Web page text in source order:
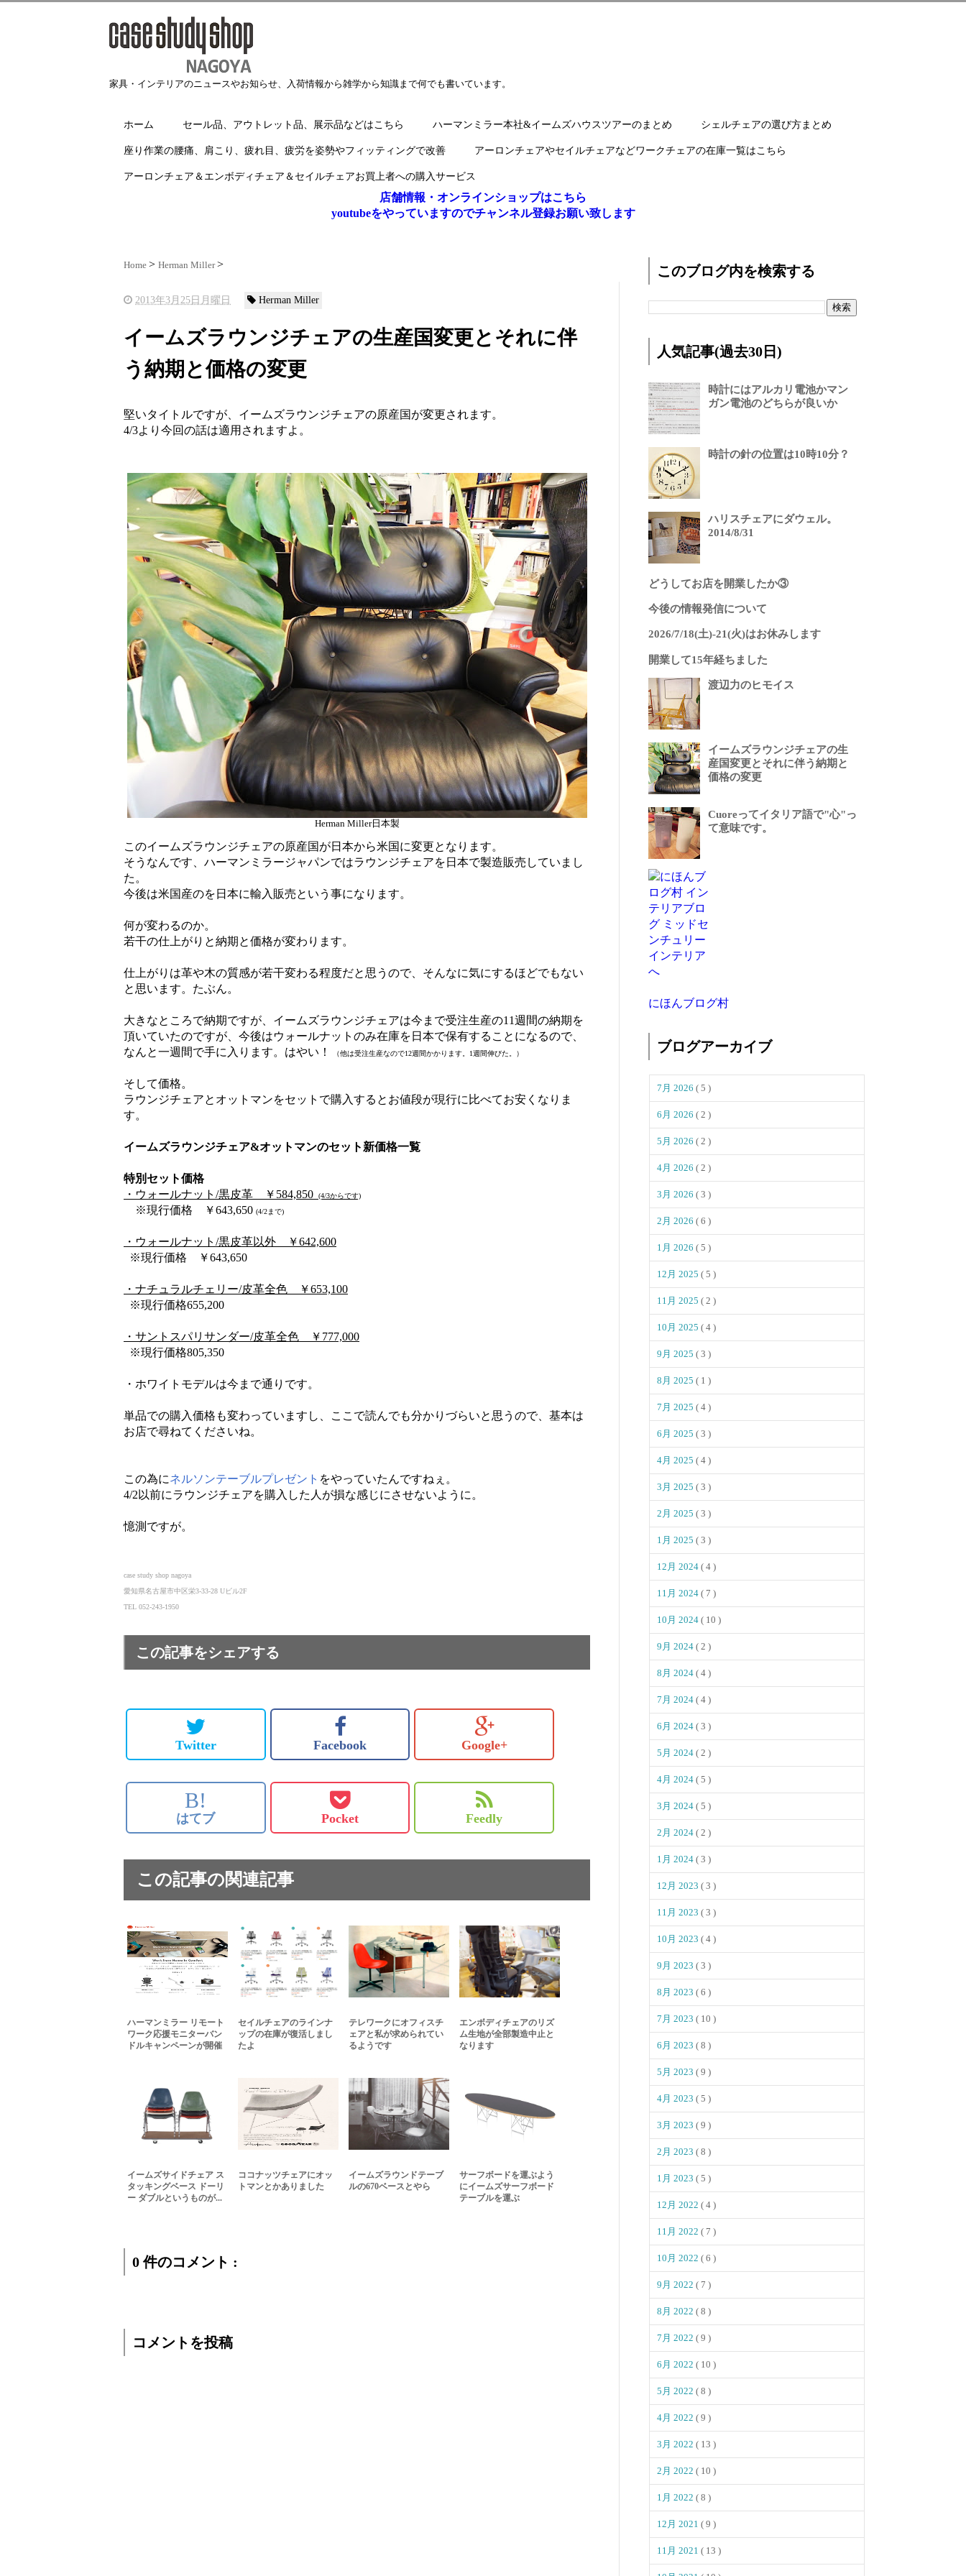
家具・インテリアのニュースやお知らせ、入荷情報から雑学から知識まで何でも書いています。
ホーム セール品、アウトレット品、展示品などはこちら ハーマンミラー本社&イームズハウスツアーのまとめ シェルチェアの選び方まとめ
座り作業の腰痛、肩こり、疲れ目、疲労を姿勢やフィッティングで改善 アーロンチェアやセイルチェアなどワークチェアの在庫一覧はこちら
アーロンチェア＆エンボディチェア＆セイルチェアお買上者への購入サービス
店舗情報・オンラインショップはこちら
youtubeをやっていますのでチャンネル登録お願い致します
Home Herman Miller
2013年3月25日月曜日 Herman Miller
イームズラウンジチェアの生産国変更とそれに伴
う納期と価格の変更
堅いタイトルですが、イームズラウンジチェアの原産国が変更されます。
4/3より今回の話は適用されますよ。
Herman Miller日本製
このイームズラウンジチェアの原産国が日本から米国に変更となります。
そうなんです、ハーマンミラージャパンではラウンジチェアを日本で製造販売していまし
た。
今後は米国産のを日本に輸入販売という事になります。
何が変わるのか。
若干の仕上がりと納期と価格が変わります。
仕上がりは革や木の質感が若干変わる程度だと思うので、そんなに気にするほどでもない
と思います。たぶん。
大きなところで納期ですが、イームズラウンジチェアは今まで受注生産の11週間の納期を
頂いていたのですが、今後はウォールナットのみ在庫を日本で保有することになるので、
なんと一週間で手に入ります。はやい！
（他は受注生産なので12週間かかります。1週間伸びた。）
そして価格。
ラウンジチェアとオットマンをセットで購入するとお値段が現行に比べてお安くなりま
す。
イームズラウンジチェア&オットマンのセット新価格一覧
特別セット価格
・ウォールナット/黒皮革 ￥584,850
(4/3からです)
※現行価格 ￥643,650 (4/2まで)
・ウォールナット/黒皮革以外 ￥642,600
※現行価格 ￥643,650
・ナチュラルチェリー/皮革全色 ￥653,100
※現行価格655,200
・サントスパリサンダー/皮革全色 ￥777,000
※現行価格805,350
・ホワイトモデルは今まで通りです。
単品での購入価格も変わっていますし、ここで読んでも分かりづらいと思うので、基本は
お店で尋ねてくださいね。
この為にネルソンテーブルプレゼント をやっていたんですねぇ。
4/2以前にラウンジチェアを購入した人が損な感じにさせないように。
憶測ですが。
case study shop nagoya
愛知県名古屋市中区栄3-33-28 Uビル2F
TEL 052-243-1950
この記事をシェアする
Twitter Facebook Google+
B!
はてブ Pocket Feedly
この記事の関連記事
ハーマンミラー リモート
ワーク応援モニターバン
ドルキャンペーンが開催
セイルチェアのラインナ
ップの在庫が復活しまし
たよ
テレワークにオフィスチ
ェアと私が求められてい
るようです
エンボディチェアのリズ
ム生地が全部製造中止と
なります
イームズサイドチェア ス
タッキングベース ドーリ
ー ダブルというものが...
ココナッツチェアにオッ
トマンとかありました
イームズラウンドテーブ
ルの670ベースとやら
サーフボードを運ぶよう
にイームズサーフボード
テーブルを運ぶ
0 件のコメント :
コメントを投稿
このブログ内を検索する
人気記事(過去30日)
時計にはアルカリ電池かマン
ガン電池のどちらが良いか
時計の針の位置は10時10分？
ハリスチェアにダウェル。
2014/8/31
どうしてお店を開業したか③
今後の情報発信について
2026/7/18(土)-21(火)はお休みします
開業して15年経ちました
渡辺力のヒモイス
イームズラウンジチェアの生
産国変更とそれに伴う納期と
価格の変更
Cuoreってイタリア語で"心"っ
て意味です。
にほんブログ村
ブログアーカイブ
7月 2026 ( 5 )
6月 2026 ( 2 )
5月 2026 ( 2 )
4月 2026 ( 2 )
3月 2026 ( 3 )
2月 2026 ( 6 )
1月 2026 ( 5 )
12月 2025 ( 5 )
11月 2025 ( 2 )
10月 2025 ( 4 )
9月 2025 ( 3 )
8月 2025 ( 1 )
7月 2025 ( 4 )
6月 2025 ( 3 )
4月 2025 ( 4 )
3月 2025 ( 3 )
2月 2025 ( 3 )
1月 2025 ( 3 )
12月 2024 ( 4 )
11月 2024 ( 7 )
10月 2024 ( 10 )
9月 2024 ( 2 )
8月 2024 ( 4 )
7月 2024 ( 4 )
6月 2024 ( 3 )
5月 2024 ( 2 )
4月 2024 ( 5 )
3月 2024 ( 5 )
2月 2024 ( 2 )
1月 2024 ( 3 )
12月 2023 ( 3 )
11月 2023 ( 3 )
10月 2023 ( 4 )
9月 2023 ( 3 )
8月 2023 ( 6 )
7月 2023 ( 10 )
6月 2023 ( 8 )
5月 2023 ( 9 )
4月 2023 ( 5 )
3月 2023 ( 9 )
2月 2023 ( 8 )
1月 2023 ( 5 )
12月 2022 ( 4 )
11月 2022 ( 7 )
10月 2022 ( 6 )
9月 2022 ( 7 )
8月 2022 ( 8 )
7月 2022 ( 9 )
6月 2022 ( 10 )
5月 2022 ( 8 )
4月 2022 ( 9 )
3月 2022 ( 13 )
2月 2022 ( 10 )
1月 2022 ( 8 )
12月 2021 ( 9 )
11月 2021 ( 13 )